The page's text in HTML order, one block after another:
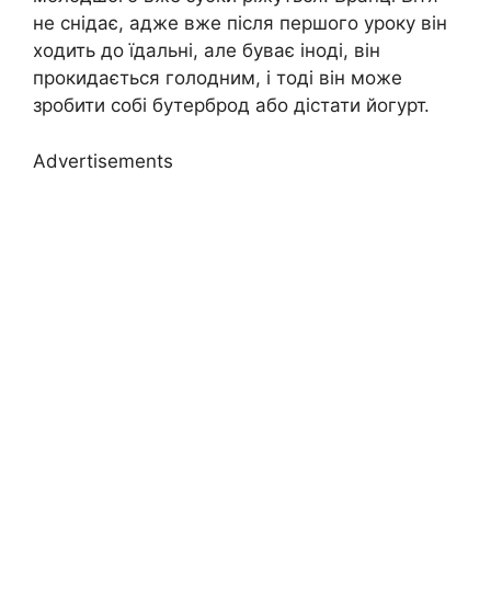
не снідає, адже вже після першого уроку він
ходить до їдальні, але буває іноді, він
прокидається голодним, і тоді він може
зробити собі бутерброд або дістати йогурт.
Advertisements